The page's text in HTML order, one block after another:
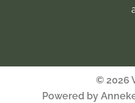
© 2026
Powered by